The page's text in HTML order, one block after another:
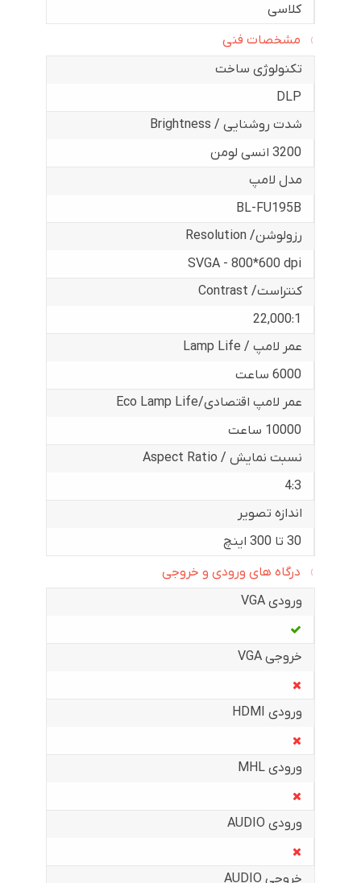
کلاسی
مشخصات فنی
تکنولوژی ساخت
DLP
شدت روشنایی / Brightness
3200 انسی لومن
مدل لامپ
BL-FU195B
رزولوشن/ Resolution
SVGA - 800*600 dpi
کنتراست/ Contrast
22,000:1
عمر لامپ / Lamp Life
6000 ساعت
عمر لامپ اقتصادی/Eco Lamp Life
10000 ساعت
نسبت نمایش / Aspect Ratio
4:3
اندازه تصویر
30 تا 300 اینچ
درگاه های ورودی و خروجی
ورودی VGA
خروجی VGA
ورودی HDMI
ورودی MHL
ورودی AUDIO
خروجی AUDIO